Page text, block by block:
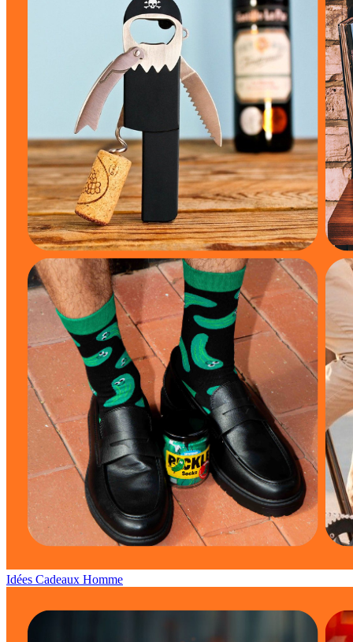
Idées Cadeaux Homme